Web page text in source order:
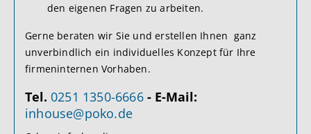
den eigenen Fragen zu arbeiten.
Gerne beraten wir Sie und erstellen Ihnen ganz
unverbindlich ein individuelles Konzept für Ihre
firmeninternen Vorhaben.
Tel. 0251 1350-6666 - E-Mail:
inhouse@poko.de